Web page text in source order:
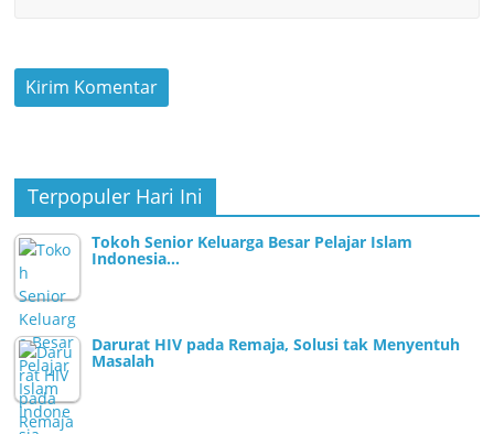
Terpopuler Hari Ini
Tokoh Senior Keluarga Besar Pelajar Islam
Indonesia…
Darurat HIV pada Remaja, Solusi tak Menyentuh
Masalah